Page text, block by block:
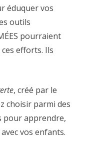
éduquer vos
outils
pourraient
efforts. Ils
, créé par le
choisir parmi des
pour apprendre,
vos enfants.